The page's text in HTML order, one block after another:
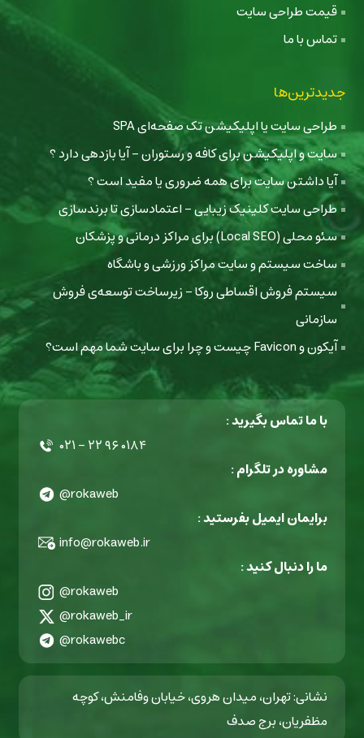
قیمت طراحی سایت
تماس با ما
جدیدترین‌ها
طراحی سایت یا اپلیکیشن تک صفحه‌ای SPA
سایت و اپلیکیشن برای کافه و رستوران - آیا بازدهی دارد ؟
آیا داشتن سایت برای همه ضروری یا مفید است ؟
طراحی سایت کلینیک زیبایی - اعتمادسازی تا برندسازی
سئو محلی (Local SEO) برای مراکز درمانی و پزشکان
ساخت سیستم و سایت مراکز ورزشی و باشگاه
سیستم فروش اقساطی روکا - زیرساخت توسعه‌ی فروش
سازمانی
آیکون و Favicon چیست و چرا برای سایت شما مهم است؟
با ما تماس بگیرید :
۰۲۱ - ۲۲ ۹۶ ۰۱۸۴
مشاوره در تلگرام :
@rokaweb
برایمان ایمیل بفرستید :
info@rokaweb.ir
ما را دنبال کنید :
@rokaweb
@rokaweb_ir
@rokawebc
نشانی: تهران، میدان هروی، خیابان وفامنش، کوچه
مظفریان، برج صدف